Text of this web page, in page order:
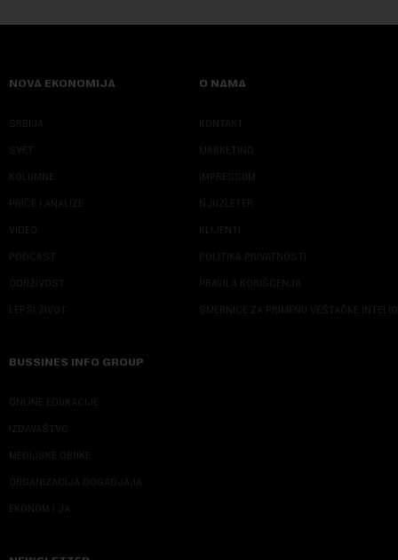
NOVA EKONOMIJA
SRBIJA
SVET
KOLUMNE
PRIČE I ANALIZE
VIDEO
PODCAST
ODRŽIVOST
LEPŠI ŽIVOT
O NAMA
KONTAKT
MARKETING
IMPRESSUM
NJUZLETER
KLIJENTI
POLITIKA PRIVATNOSTI
PRAVILA KORIŠĆENJA
SMERNICE ZA PRIMENU VEŠTAČKE
BUSSINES INFO GROUP
ONLINE EDUKACIJE
IZDAVAŠTVO
MEDIJSKE OBUKE
ORGANIZACIJA DOGADJAJA
EKONOM I JA